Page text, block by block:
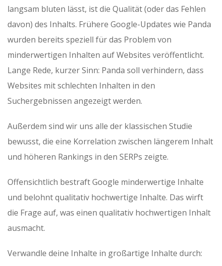
langsam bluten lässt, ist die Qualität (oder das Fehlen
davon) des Inhalts. Frühere Google-Updates wie Panda
wurden bereits speziell für das Problem von
minderwertigen Inhalten auf Websites veröffentlicht.
Lange Rede, kurzer Sinn: Panda soll verhindern, dass
Websites mit schlechten Inhalten in den
Suchergebnissen angezeigt werden.
Außerdem sind wir uns alle der klassischen Studie
bewusst, die eine Korrelation zwischen längerem Inhalt
und höheren Rankings in den SERPs zeigte.
Offensichtlich bestraft Google minderwertige Inhalte
und belohnt qualitativ hochwertige Inhalte. Das wirft
die Frage auf, was einen qualitativ hochwertigen Inhalt
ausmacht.
Verwandle deine Inhalte in großartige Inhalte durch: